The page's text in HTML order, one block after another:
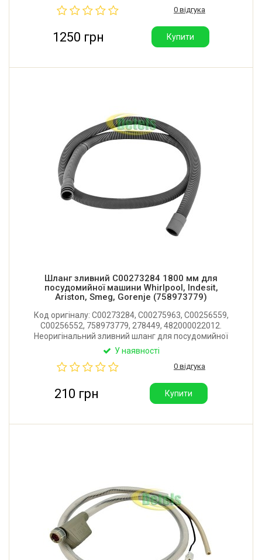
0 відгука
1250 грн Купити
Шланг зливний C00273284 1800 мм для
посудомийної машини Whirlpool, Indesit,
Ariston, Smeg, Gorenje (758973779)
Код оригіналу: C00273284, C00275963, C00256559,
C00256552, 758973779, 278449, 482000022012.
Неоригінальний зливний шланг для посудомийної
машини Whirlpool, Indesit, Ariston, Bauknecht, Smeg,
мм. Виробник: Італія.
У наявності
0 відгука
210 грн Купити